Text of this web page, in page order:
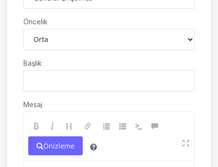
Öncelik
Başlık
Mesaj
Önizleme